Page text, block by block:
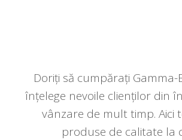
Doriți să cumpărați
înțelege nevoile clienților din
vânzare de mult timp.
produse de calitate la